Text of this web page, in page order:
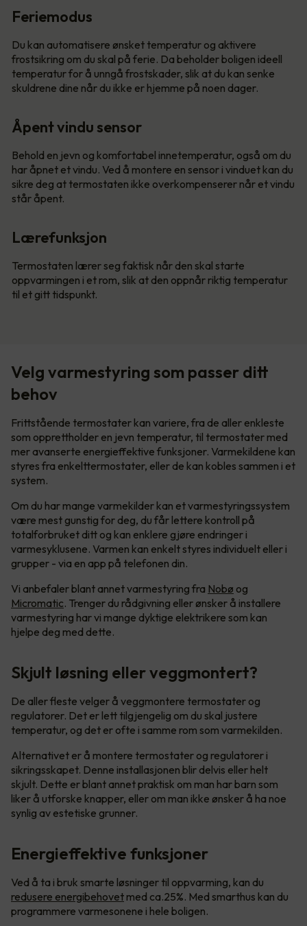
Feriemodus
Du kan automatisere ønsket temperatur og aktivere
frostsikring om du skal på ferie. Da beholder boligen ideell
temperatur for å unngå frostskader, slik at du kan senke
skuldrene dine når du ikke er hjemme på noen dager.
Åpent vindu sensor
Behold en jevn og komfortabel innetemperatur, også om du
har åpnet et vindu. Ved å montere en sensor i vinduet kan du
sikre deg at termostaten ikke overkompenserer når et vindu
står åpent.
Lærefunksjon
Termostaten lærer seg faktisk når den skal starte
oppvarmingen i et rom, slik at den oppnår riktig temperatur
til et gitt tidspunkt.
Velg varmestyring som passer ditt
behov
Frittstående termostater kan variere, fra de aller enkleste
som opprettholder en jevn temperatur, til termostater med
mer avanserte energieffektive funksjoner. Varmekildene kan
styres fra enkelttermostater, eller de kan kobles sammen i et
system.
Om du har mange varmekilder kan et varmestyringssystem
være mest gunstig for deg, du får lettere kontroll på
totalforbruket ditt og kan enklere gjøre endringer i
varmesyklusene. Varmen kan enkelt styres individuelt eller i
grupper - via en app på telefonen din.
Vi anbefaler blant annet varmestyring fra Nobø og
Micromatic. Trenger du rådgivning eller ønsker å installere
varmestyring har vi mange dyktige elektrikere som kan
hjelpe deg med dette.
Skjult løsning eller veggmontert?
De aller fleste velger å veggmontere termostater og
regulatorer. Det er lett tilgjengelig om du skal justere
temperatur, og det er ofte i samme rom som varmekilden.
Alternativet er å montere termostater og regulatorer i
sikringsskapet. Denne installasjonen blir delvis eller helt
skjult. Dette er blant annet praktisk om man har barn som
liker å utforske knapper, eller om man ikke ønsker å ha noe
synlig av estetiske grunner.
Energieffektive funksjoner
Ved å ta i bruk smarte løsninger til oppvarming, kan du
redusere energibehovet med ca.25%. Med smarthus kan du
programmere varmesonene i hele boligen.